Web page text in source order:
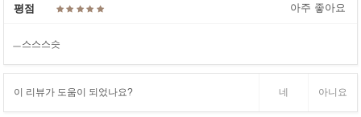
평점 아주 좋아요
ㅡ스스스슷
이 리뷰가 도움이 되었나요? 네 아니요